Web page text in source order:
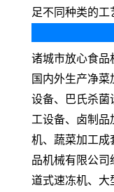
足不同种类的工
诸城市放心食品
国内外生产净
设备、巴氏杀菌
工设备、卤制品
机、蔬菜加工成
品机械有限公司
道式速冻机、大